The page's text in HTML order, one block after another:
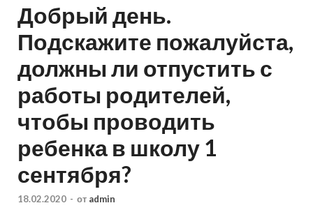
Добрый день.
Подскажите пожалуйста,
должны ли отпустить с
работы родителей,
чтобы проводить
ребенка в школу 1
сентября?
18.02.2020 - от admin